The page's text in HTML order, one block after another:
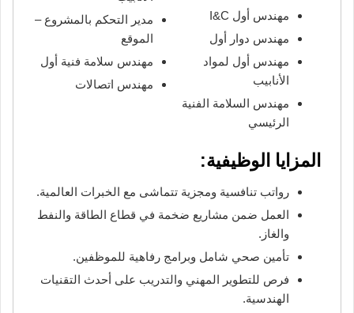
مهندس أول I&C
مهندس دوار أول
مهندس أول لمواد
الأنابيب
مهندس السلامة الفنية
الرئيسي
مدير التحكم بالمشروع –
الموقع
مهندس سلامة فنية أول
مهندس اتصالات
المزايا الوظيفية:
رواتب تنافسية ومجزية تتماشى مع الخبرات العالمية.
العمل ضمن مشاريع ضخمة في قطاع الطاقة والنفط
والغاز.
تأمين صحي شامل وبرامج رفاهية للموظفين.
فرص للتطوير المهني والتدريب على أحدث التقنيات
الهندسية.